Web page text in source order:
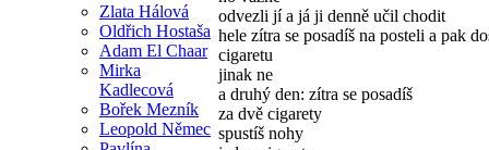
Zlata Hálová
Oldřich Hostaša
Adam El Chaar
Mirka
Kadlecová
Bořek Mezník
Leopold Němec
odvezli jí a já ji denně učil chodit
hele zítra se posadíš na posteli a pak
cigaretu
jinak ne
a druhý den: zítra se posadíš
za dvě cigarety
spustíš nohy